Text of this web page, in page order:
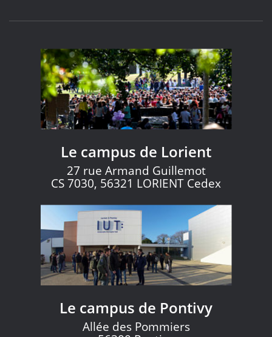
Le campus de Lorient
27 rue Armand Guillemot
CS 7030, 56321 LORIENT Cedex
Le campus de Pontivy
Allée des Pommiers